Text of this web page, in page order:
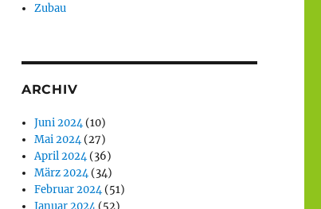
Zubau
ARCHIV
Juni 2024(10)
Mai 2024(27)
April 2024(36)
März 2024(34)
Februar 2024(51)